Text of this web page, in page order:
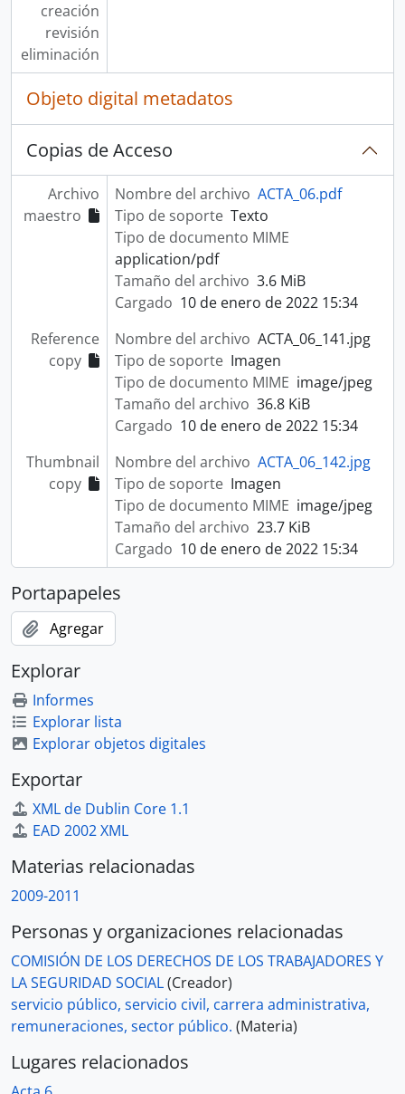
creación
revisión
eliminación
Objeto digital metadatos
Copias de Acceso
Archivo
maestro
Nombre del archivo ACTA_06.pdf
Tipo de soporte Texto
Tipo de documento MIME
application/pdf
Tamaño del archivo 3.6 MiB
Cargado 10 de enero de 2022 15:34
Reference
copy
Nombre del archivo ACTA_06_141.jpg
Tipo de soporte Imagen
Tipo de documento MIME image/jpeg
Tamaño del archivo 36.8 KiB
Cargado 10 de enero de 2022 15:34
Thumbnail
copy
Nombre del archivo ACTA_06_142.jpg
Tipo de soporte Imagen
Tipo de documento MIME image/jpeg
Tamaño del archivo 23.7 KiB
Cargado 10 de enero de 2022 15:34
Portapapeles
Agregar
Explorar
Informes
Explorar lista
Explorar objetos digitales
Exportar
XML de Dublin Core 1.1
EAD 2002 XML
Materias relacionadas
2009-2011
Personas y organizaciones relacionadas
COMISIÓN DE LOS DERECHOS DE LOS TRABAJADORES Y
LA SEGURIDAD SOCIAL(Creador)
servicio público, servicio civil, carrera administrativa,
remuneraciones, sector público. (Materia)
Lugares relacionados